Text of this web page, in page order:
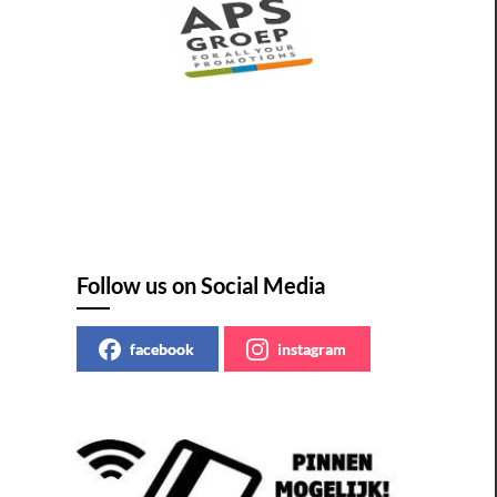
Follow us on Social Media
facebook instagram